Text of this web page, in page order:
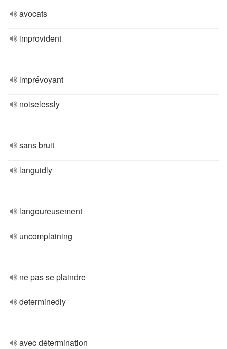
avocats
improvident
imprévoyant
noiselessly
sans bruit
languidly
langoureusement
uncomplaining
ne pas se plaindre
determinedly
avec détermination